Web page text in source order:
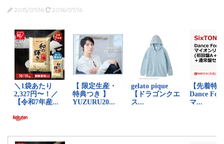
2015/07/16 2016/07/16